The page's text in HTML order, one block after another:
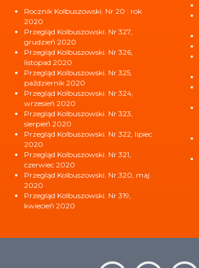
Rocznik Kolbuszowski. Nr 20 : rok
2020
Przegląd Kolbuszowski. Nr 327,
grudzień 2020
Przegląd Kolbuszowski. Nr 326,
listopad 2020
Przegląd Kolbuszowski. Nr 325,
październik 2020
Przegląd Kolbuszowski. Nr 324,
wrzesień 2020
Przegląd Kolbuszowski. Nr 323,
sierpień 2020
Przegląd Kolbuszowski. Nr 322, lipiec
2020
Przegląd Kolbuszowski. Nr 321,
czerwiec 2020
Przegląd Kolbuszowski. Nr 320, maj
2020
Przegląd Kolbuszowski. Nr 319,
kwiecień 2020